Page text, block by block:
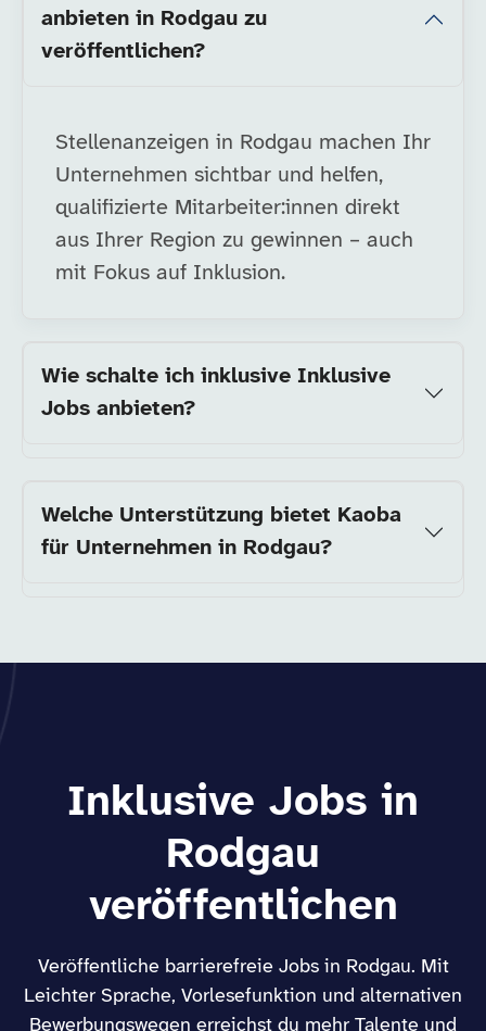
anbieten in Rodgau zu
veröffentlichen?
Stellenanzeigen in Rodgau machen Ihr
Unternehmen sichtbar und helfen,
qualifizierte Mitarbeiter:innen direkt
aus Ihrer Region zu gewinnen – auch
mit Fokus auf Inklusion.
Wie schalte ich inklusive Inklusive
Jobs anbieten?
Welche Unterstützung bietet Kaoba
für Unternehmen in Rodgau?
Inklusive Jobs in
Rodgau
veröffentlichen
Veröffentliche barrierefreie Jobs in Rodgau. Mit
Leichter Sprache, Vorlesefunktion und alternativen
Bewerbungswegen erreichst du mehr Talente und